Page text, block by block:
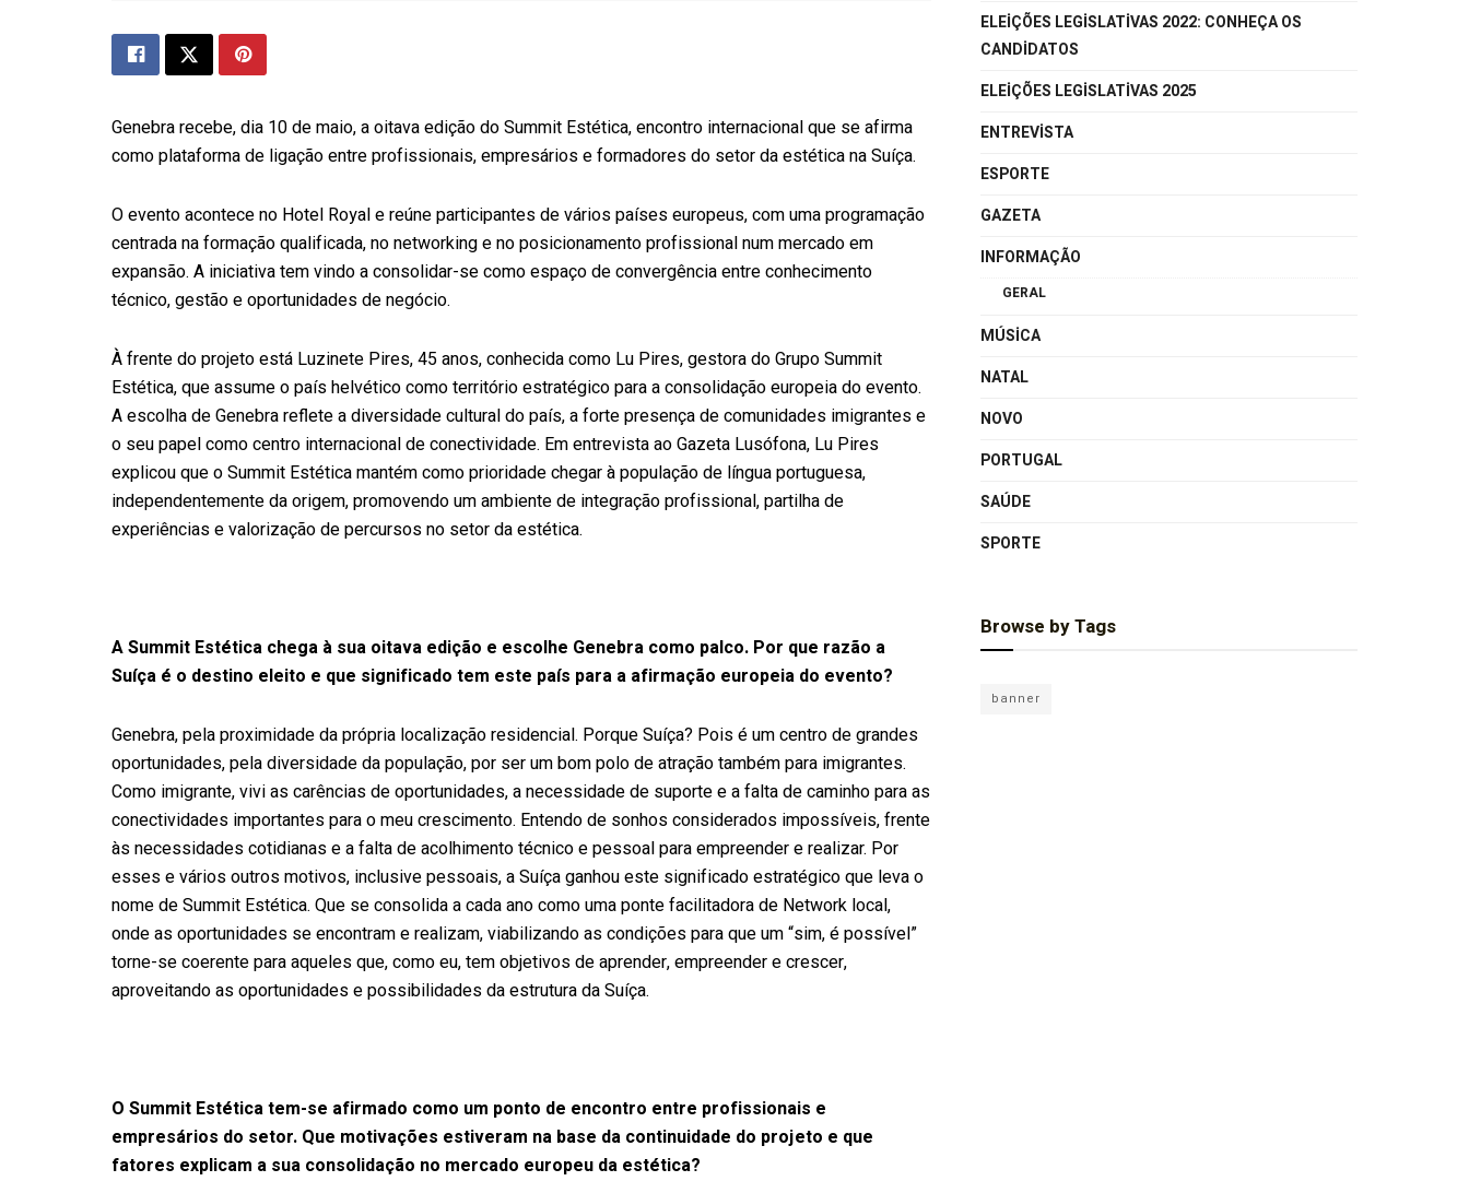
Genebra recebe, dia 10 de maio, a oitava edição do Summit Estética, encontro internacional que se afirma
como plataforma de ligação entre profissionais, empresários e formadores do setor da estética na Suíça.
O evento acontece no Hotel Royal e reúne participantes de vários países europeus, com uma programação
centrada na formação qualificada, no networking e no posicionamento profissional num mercado em
expansão. A iniciativa tem vindo a consolidar-se como espaço de convergência entre conhecimento
técnico, gestão e oportunidades de negócio.
À frente do projeto está Luzinete Pires, 45 anos, conhecida como Lu Pires, gestora do Grupo Summit
Estética, que assume o país helvético como território estratégico para a consolidação europeia do evento.
A escolha de Genebra reflete a diversidade cultural do país, a forte presença de comunidades imigrantes e
o seu papel como centro internacional de conectividade. Em entrevista ao Gazeta Lusófona, Lu Pires
explicou que o Summit Estética mantém como prioridade chegar à população de língua portuguesa,
independentemente da origem, promovendo um ambiente de integração profissional, partilha de
experiências e valorização de percursos no setor da estética.
A Summit Estética chega à sua oitava edição e escolhe Genebra como palco. Por que razão a
Suíça é o destino eleito e que significado tem este país para a afirmação europeia do evento?
Genebra, pela proximidade da própria localização residencial. Porque Suíça? Pois é um centro de grandes
oportunidades, pela diversidade da população, por ser um bom polo de atração também para imigrantes.
Como imigrante, vivi as carências de oportunidades, a necessidade de suporte e a falta de caminho para as
conectividades importantes para o meu crescimento. Entendo de sonhos considerados impossíveis, frente
às necessidades cotidianas e a falta de acolhimento técnico e pessoal para empreender e realizar. Por
esses e vários outros motivos, inclusive pessoais, a Suíça ganhou este significado estratégico que leva o
nome de Summit Estética. Que se consolida a cada ano como uma ponte facilitadora de Network local,
onde as oportunidades se encontram e realizam, viabilizando as condições para que um “sim, é possível”
torne-se coerente para aqueles que, como eu, tem objetivos de aprender, empreender e crescer,
aproveitando as oportunidades e possibilidades da estrutura da Suíça.
O Summit Estética tem-se afirmado como um ponto de encontro entre profissionais e
empresários do setor. Que motivações estiveram na base da continuidade do projeto e que
fatores explicam a sua consolidação no mercado europeu da estética?
ELEIÇÕES LEGISLATIVAS 2022: CONHEÇA OS
CANDIDATOS
ELEIÇÕES LEGISLATIVAS 2025
ENTREVISTA
ESPORTE
GAZETA
INFORMAÇÃO
GERAL
MÚSICA
NATAL
NOVO
PORTUGAL
SAÚDE
SPORTE
Browse by Tags
banner